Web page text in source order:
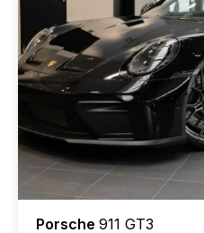
Porsche 911 GT3